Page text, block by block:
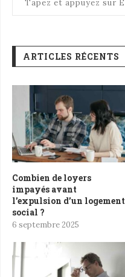
ARTICLES RÉCENTS
Combien de loyers
impayés avant
l’expulsion d’un logement
social ?
6 septembre 2025